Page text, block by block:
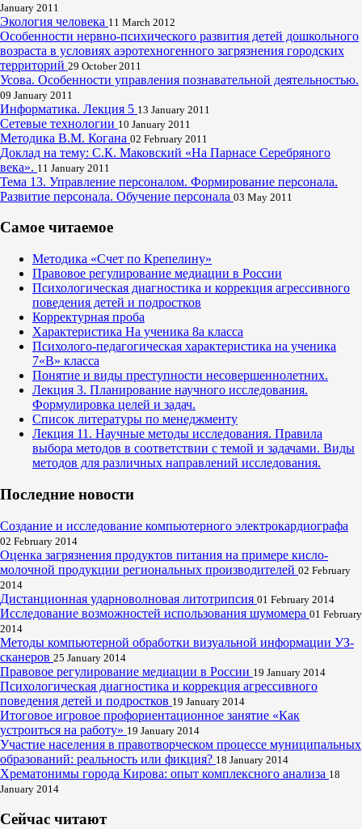
January 2011
Экология человека 11 March 2012
Особенности нервно-психического развития детей дошкольного
возраста в условиях аэротехногенного загрязнения городских
территорий 29 October 2011
Усова. Особенности управления познавательной деятельностью.
09 January 2011
Информатика. Лекция 5 13 January 2011
Сетевые технологии 10 January 2011
Методика В.М. Когана 02 February 2011
Доклад на тему: С.К. Маковский «На Парнасе Серебряного
века». 11 January 2011
Тема 13. Управление персоналом. Формирование персонала.
Развитие персонала. Обучение персонала 03 May 2011
Самое читаемое
Методика «Счет по Крепелину»
Правовое регулирование медиации в России
Психологическая диагностика и коррекция агрессивного
поведения детей и подростков
Корректурная проба
Характеристика На ученика 8а класса
Психолого-педагогическая характеристика на ученика
7«В» класса
Понятие и виды преступности несовершеннолетних.
Лекция 3. Планирование научного исследования.
Формулировка целей и задач.
Список литературы по менеджменту
Лекция 11. Научные методы исследования. Правила
выбора методов в соответствии с темой и задачами. Виды
методов для различных направлений исследования.
Последние новости
Создание и исследование компьютерного электрокардиографа
02 February 2014
Оценка загрязнения продуктов питания на примере кисло-
молочной продукции региональных производителей 02 February
2014
Дистанционная ударноволновая литотрипсия 01 February 2014
Исследование возможностей использования шумомера 01 February
2014
Методы компьютерной обработки визуальной информации УЗ-
сканеров 25 January 2014
Правовое регулирование медиации в России 19 January 2014
Психологическая диагностика и коррекция агрессивного
поведения детей и подростков 19 January 2014
Итоговое игровое профориентационное занятие «Как
устроиться на работу» 19 January 2014
Участие населения в правотворческом процессе муниципальных
образований: реальность или фикция? 18 January 2014
Хрематонимы города Кирова: опыт комплексного анализа 18
January 2014
Сейчас читают